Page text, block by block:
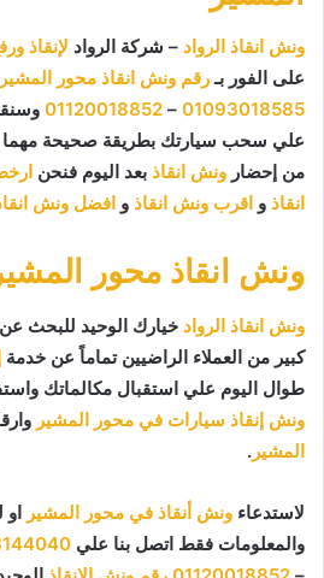
ونش انقاذ الرواد – شركة الرواد لإنقاذ
على الفور بـرقم ونش انقاذ محور المشير
01093018585
–
01120018852
علي سحب سيارتك بطريقة صحيحة مهما
من إحضار ونش انقاذ بعد اليوم فنحن
انقاذ و اقرب ونش انقاذ و افضل ونش
ونش انقاذ محور
ونش انقاذ الرواد خيارك الوحيد للبحث عن
كبير من العملاء الراضيين تماماً عن خدمة
طوال اليوم علي استقبال مكالماتك
ونش إنقاذ سيارات في محور المشير
المشير .
لاستدعاء ونش أنقاذ في محور المشير او
والمعلومات فقط اتصل بنا علي